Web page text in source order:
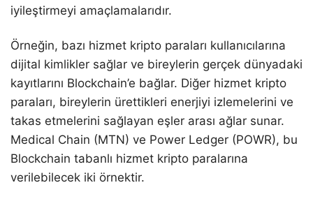
iyileştirmeyi amaçlamalarıdır.
Örneğin, bazı hizmet kripto paraları kullanıcılarına
dijital kimlikler sağlar ve bireylerin gerçek dünyadaki
kayıtlarını Blockchain’e bağlar. Diğer hizmet kripto
paraları, bireylerin ürettikleri enerjiyi izlemelerini ve
takas etmelerini sağlayan eşler arası ağlar sunar.
Medical Chain (MTN) ve Power Ledger (POWR), bu
Blockchain tabanlı hizmet kripto paralarına
verilebilecek iki örnektir.